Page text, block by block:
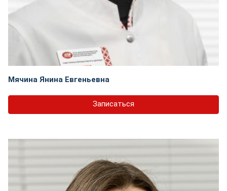
Мячина Янина Евгеньевна
Записаться